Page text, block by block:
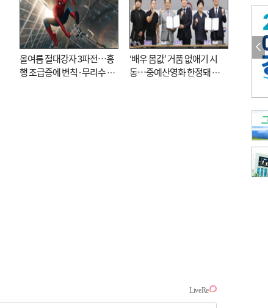
올여름 절대강자 3파전…흥
행 조급증에 변칙·무리수 마
‘배우 몸값’ 거품 없애기 시
동…중예산영화 한정돼 실
조